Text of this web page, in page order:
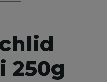
250g